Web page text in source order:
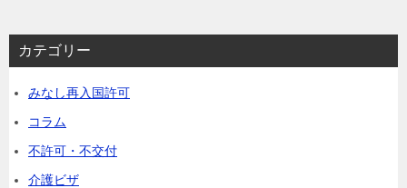
カテゴリー
みなし再入国許可
コラム
不許可・不交付
介護ビザ